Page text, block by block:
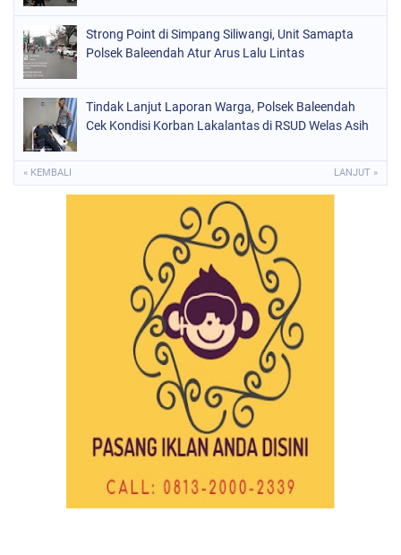
Strong Point di Simpang Siliwangi, Unit Samapta
Polsek Baleendah Atur Arus Lalu Lintas
Tindak Lanjut Laporan Warga, Polsek Baleendah
Cek Kondisi Korban Lakalantas di RSUD Welas Asih
« KEMBALI LANJUT »